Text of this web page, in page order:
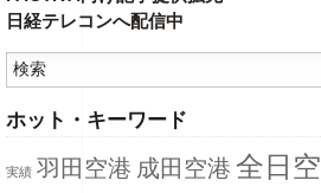
日経テレコンへ配信中
ホット・キーワード
実績 羽田空港 成田空港 全日空